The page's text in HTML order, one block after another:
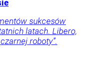
sukcesów
latach. Libero,
roboty”.